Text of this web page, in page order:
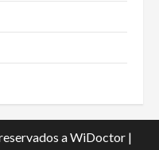
a WiDoctor |